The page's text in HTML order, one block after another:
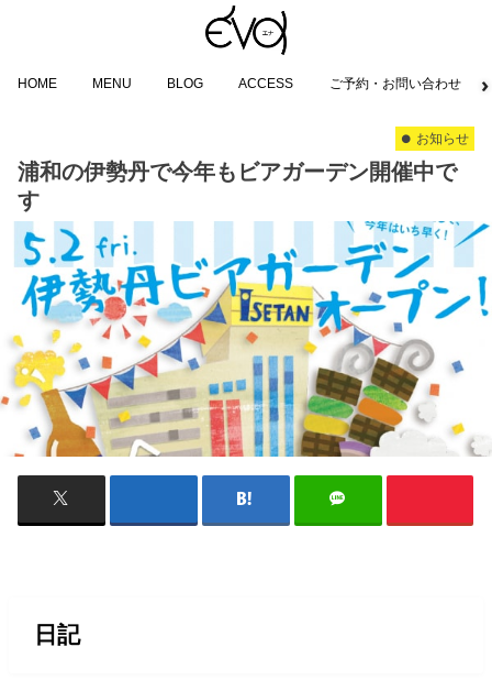
HOME MENU BLOG ACCESS ご予約・お問い合わせ
お知らせ
浦和の伊勢丹で今年もビアガーデン開催中で
す
日記